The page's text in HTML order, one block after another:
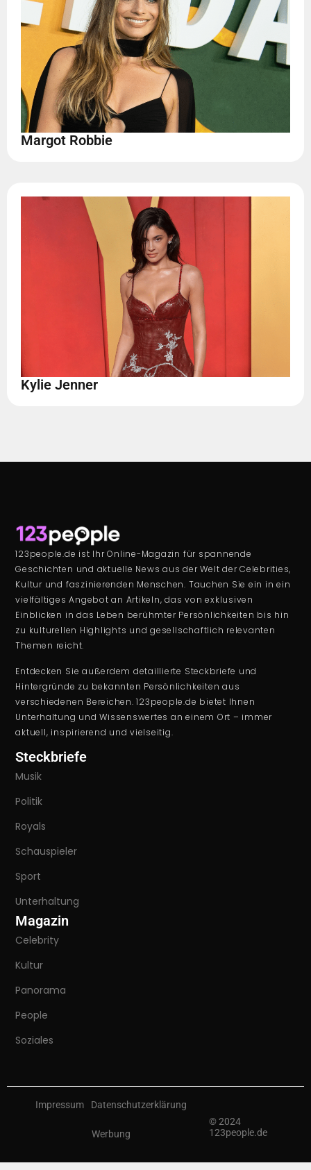
Margot Robbie
Kylie Jenner
123people.de ist Ihr Online-Magazin für spannende
Geschichten und aktuelle News aus der Welt der Celebrities,
Kultur und faszinierenden Menschen. Tauchen Sie ein in ein
vielfältiges Angebot an Artikeln, das von exklusiven
Einblicken in das Leben berühmter Persönlichkeiten bis hin
zu kulturellen Highlights und gesellschaftlich relevanten
Themen reicht.
Entdecken Sie außerdem detaillierte Steckbriefe und
Hintergründe zu bekannten Persönlichkeiten aus
verschiedenen Bereichen. 123people.de bietet Ihnen
Unterhaltung und Wissenswertes an einem Ort – immer
aktuell, inspirierend und vielseitig.
Steckbriefe
Musik
Politik
Royals
Schauspieler
Sport
Unterhaltung
Magazin
Celebrity
Kultur
Panorama
People
Soziales
© 2024
123people.de
Impressum Datenschutzerklärung
Werbung